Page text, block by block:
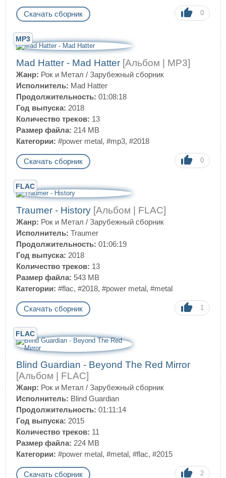
Скачать сборник 0
MP3
Mad Hatter - Mad Hatter [Альбом | MP3]
Жанр: Рок и Метал / Зарубежный сборник
Исполнитель: Mad Hatter
Продолжительность: 01:08:18
Год выпуска: 2018
Количество треков: 13
Размер файла: 214 MB
Категории: #power metal, #mp3, #2018
Скачать сборник 0
FLAC
Traumer - History [Альбом | FLAC]
Жанр: Рок и Метал / Зарубежный сборник
Исполнитель: Traumer
Продолжительность: 01:06:19
Год выпуска: 2018
Количество треков: 13
Размер файла: 543 MB
Категории: #flac, #2018, #power metal, #metal
Скачать сборник 1
FLAC
Blind Guardian - Beyond The Red Mirror
[Альбом | FLAC]
Жанр: Рок и Метал / Зарубежный сборник
Исполнитель: Blind Guardian
Продолжительность: 01:11:14
Год выпуска: 2015
Количество треков: 11
Размер файла: 224 MB
Категории: #power metal, #metal, #flac, #2015
Скачать сборник 2